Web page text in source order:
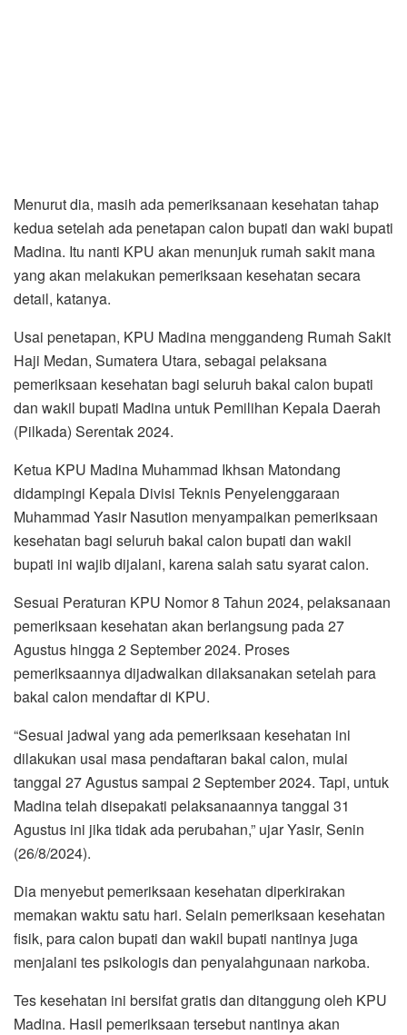
Menurut dia, masih ada pemeriksanaan kesehatan tahap
kedua setelah ada penetapan calon bupati dan waki bupati
Madina. Itu nanti KPU akan menunjuk rumah sakit mana
yang akan melakukan pemeriksaan kesehatan secara
detail, katanya.
Usai penetapan, KPU Madina menggandeng Rumah Sakit
Haji Medan, Sumatera Utara, sebagai pelaksana
pemeriksaan kesehatan bagi seluruh bakal calon bupati
dan wakil bupati Madina untuk Pemilihan Kepala Daerah
(Pilkada) Serentak 2024.
Ketua KPU Madina Muhammad Ikhsan Matondang
didampingi Kepala Divisi Teknis Penyelenggaraan
Muhammad Yasir Nasution menyampaikan pemeriksaan
kesehatan bagi seluruh bakal calon bupati dan wakil
bupati ini wajib dijalani, karena salah satu syarat calon.
Sesuai Peraturan KPU Nomor 8 Tahun 2024, pelaksanaan
pemeriksaan kesehatan akan berlangsung pada 27
Agustus hingga 2 September 2024. Proses
pemeriksaannya dijadwalkan dilaksanakan setelah para
bakal calon mendaftar di KPU.
“Sesuai jadwal yang ada pemeriksaan kesehatan ini
dilakukan usai masa pendaftaran bakal calon, mulai
tanggal 27 Agustus sampai 2 September 2024. Tapi, untuk
Madina telah disepakati pelaksanaannya tanggal 31
Agustus ini jika tidak ada perubahan,” ujar Yasir, Senin
(26/8/2024).
Dia menyebut pemeriksaan kesehatan diperkirakan
memakan waktu satu hari. Selain pemeriksaan kesehatan
fisik, para calon bupati dan wakil bupati nantinya juga
menjalani tes psikologis dan penyalahgunaan narkoba.
Tes kesehatan ini bersifat gratis dan ditanggung oleh KPU
Madina. Hasil pemeriksaan tersebut nantinya akan